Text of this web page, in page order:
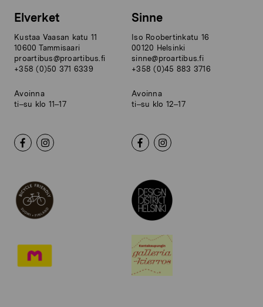
Elverket
Kustaa Vaasan katu 11
10600 Tammisaari
proartibus@proartibus.fi
+358 (0)50 371 6339
Avoinna
ti–su klo 11–17
Sinne
Iso Roobertinkatu 16
00120 Helsinki
sinne@proartibus.fi
+358 (0)45 883 3716
Avoinna
ti–su klo 12–17